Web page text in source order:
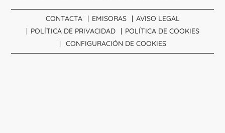
CONTACTA EMISORAS
AVISO LEGAL
POLÍTICA DE PRIVACIDAD
POLÍTICA DE COOKIES
CONFIGURACIÓN DE COOKIES